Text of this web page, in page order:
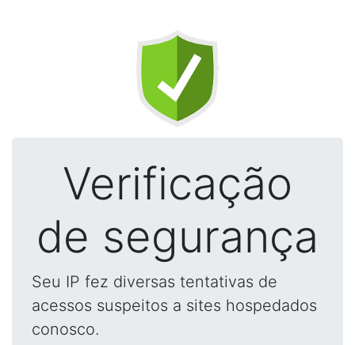
Verificação
de segurança
Seu IP fez diversas tentativas de
acessos suspeitos a sites hospedados
conosco.